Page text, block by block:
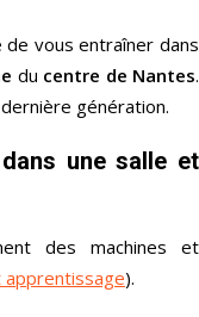
vous entraîner dans
du centre de Nantes.
génération.
une salle et
des machines et
).